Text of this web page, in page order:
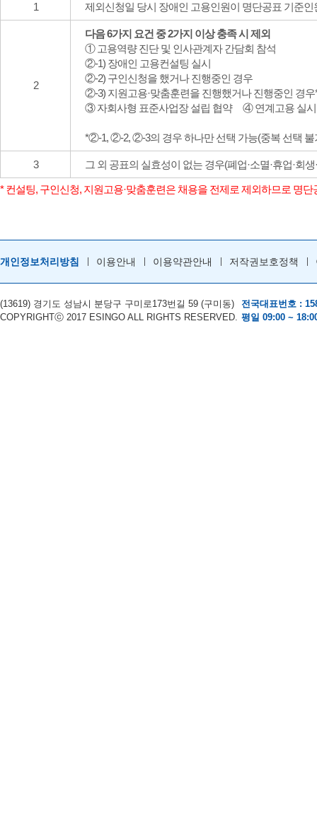
1 제외신청일 당시 장애인 고용인원이 명단공표 기준인
2
다음 6가지 요건 중 2가지 이상 충족 시 제외
① 고용역량 진단 및 인사관계자 간담회 참석
②-1) 장애인 고용컨설팅 실시
②-2) 구인신청을 했거나 진행중인 경우
②-3) 지원고용·맞춤훈련을 진행했거나 진행중인 경
③ 자회사형 표준사업장 설립 협약 ④ 연계고용 실시
*②-1, ②-2, ②-3의 경우 하나만 선택 가능(중복 선택 불
3 그 외 공표의 실효성이 없는 경우(폐업·소멸·휴업·회
* 컨설팅, 구인신청, 지원고용·맞춤훈련은 채용을 전제로 제외하므로 명
개인정보처리방침 이용안내 이용약관안내 저작권보호정책
(13619) 경기도 성남시 분당구 구미로173번길 59 (구미동)
전국대표번호 :
평일 09:00 ~
COPYRIGHTⓒ 2017 ESINGO ALL RIGHTS RESERVED.